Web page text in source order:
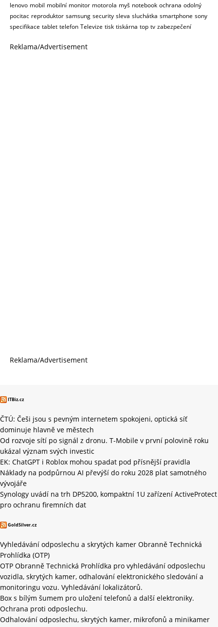
lenovo mobil mobilní monitor motorola myš notebook ochrana odolný
pocitac reproduktor samsung security sleva sluchátka smartphone sony
specifikace tablet telefon Televize tisk tiskárna top tv zabezpečení
Reklama/Advertisement
Reklama/Advertisement
ITBiz.cz
ČTÚ: Češi jsou s pevným internetem spokojeni, optická síť
dominuje hlavně ve městech
Od rozvoje sítí po signál z dronu. T-Mobile v první polovině roku
ukázal význam svých investic
EK: ChatGPT i Roblox mohou spadat pod přísnější pravidla
Náklady na podpůrnou AI převýší do roku 2028 plat samotného
vývojáře
Synology uvádí na trh DP5200, kompaktní 1U zařízení ActiveProtect
pro ochranu firemních dat
GoldSilver.cz
Vyhledávání odposlechu a skrytých kamer Obranně Technická
Prohlídka (OTP)
OTP Obranně Technická Prohlídka pro vyhledávání odposlechu
vozidla, skrytých kamer, odhalování elektronického sledování a
monitoringu vozu. Vyhledávání lokalizátorů.
Box s bílým šumem pro uložení telefonů a další elektroniky.
Ochrana proti odposlechu.
Odhalování odposlechu, skrytých kamer, mikrofonů a minikamer